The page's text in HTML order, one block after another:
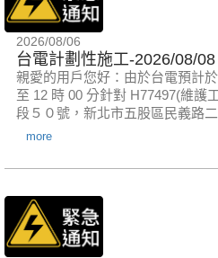
2026/08/06
台電計劃性施工-2026/08/08
親愛的用戶您好：由於台電預計
至 12 時 00 分針對 H77497(維護
段５０號，新北市五股區民義路
more